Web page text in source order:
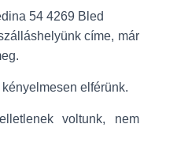
címe, már
elférünk.
voltunk, nem